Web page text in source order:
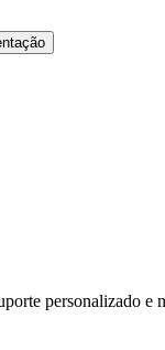
personalizado